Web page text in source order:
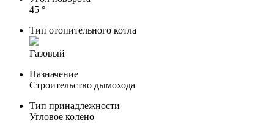
45 °
Тип отопительного котла
Газовый
Назначение
Строительство дымохода
Тип принадлежности
Угловое колено